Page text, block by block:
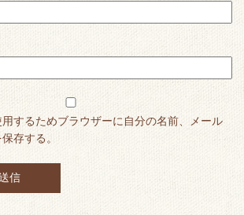
するためブラウザーに自分の名前、メール
存する。